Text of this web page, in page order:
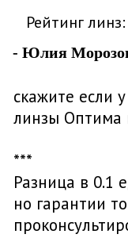
Рейтинг линз:
- Юлия
скажите если
линзы Оптима
***
Разница в 0.1
но гарантии